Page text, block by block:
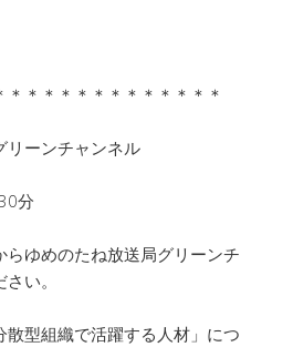
＊＊＊＊＊＊＊＊＊＊＊＊＊
ーンチャンネル
分
ゆめのたね放送局グリーンチ
い。
散型組織で活躍する人材」につ